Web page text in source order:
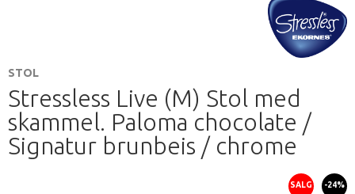
STOL
Stressless Live (M) Stol med
skammel. Paloma chocolate /
Signatur brunbeis / chrome
SALG -24%